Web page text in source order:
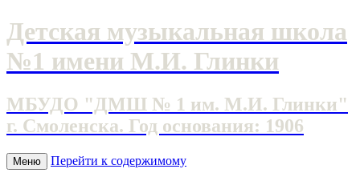
Детская музыкальная школа
№1 имени М.И. Глинки
МБУДО "ДМШ № 1 им. М.И. Глинки"
г. Смоленска. Год основания: 1906
Меню Перейти к содержимому